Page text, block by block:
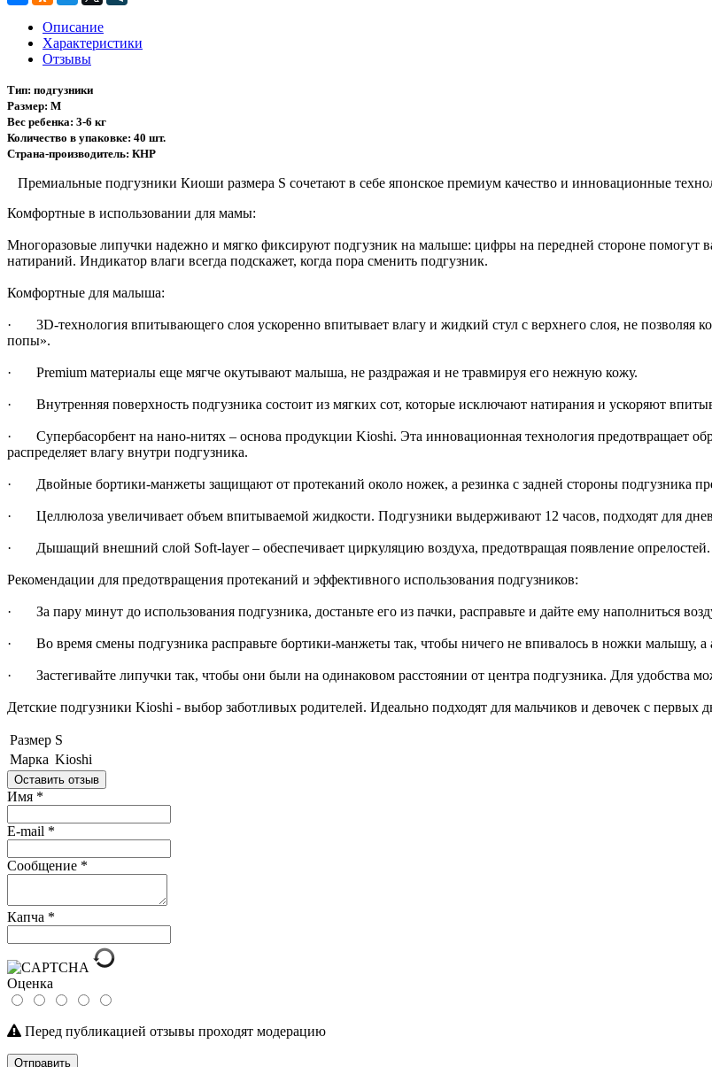
Описание
Характеристики
Отзывы
Тип: подгузники
Размер: M
Вес ребенка: 3-6 кг
Количество в упаковке: 40 шт.
Страна-производитель: КНР
Премиальные подгузники Киоши размера S сочетают в себе японское премиум качество и инновационные
Комфортные в использовании для мамы:
Многоразовые липучки надежно и мягко фиксируют подгузник на малыше: цифры на передней стороне помогут
натираний. Индикатор влаги всегда подскажет, когда пора сменить подгузник.
Комфортные для малыша:
· 3D-технология впитывающего слоя ускоренно впитывает влагу и жидкий стул с верхнего слоя, не позволяя
попы».
· Premium материалы еще мягче окутывают малыша, не раздражая и не травмируя его нежную кожу.
· Внутренняя поверхность подгузника состоит из мягких сот, которые исключают натирания и ускоряют
· Супербасорбент на нано-нитях – основа продукции Kioshi. Эта инновационная технология предотвращает
распределяет влагу внутри подгузника.
· Двойные бортики-манжеты защищают от протеканий около ножек, а резинка с задней стороны подгузника
· Целлюлоза увеличивает объем впитываемой жидкости. Подгузники выдерживают 12 часов, подходят для
· Дышащий внешний слой Soft-layer – обеспечивает циркуляцию воздуха, предотвращая появление опрелостей.
Рекомендации для предотвращения протеканий и эффективного использования подгузников:
· За пару минут до использования подгузника, достаньте его из пачки, расправьте и дайте ему наполниться
· Во время смены подгузника расправьте бортики-манжеты так, чтобы ничего не впивалось в ножки малышу, а
· Застегивайте липучки так, чтобы они были на одинаковом расстоянии от центра подгузника. Для удобства
Детские подгузники Kioshi - выбор заботливых родителей. Идеально подходят для мальчиков и девочек с первых
Размер S
Марка Kioshi
Оставить отзыв
Имя *
E-mail *
Сообщение *
Капча *
Оценка
Перед публикацией отзывы проходят модерацию
Отправить